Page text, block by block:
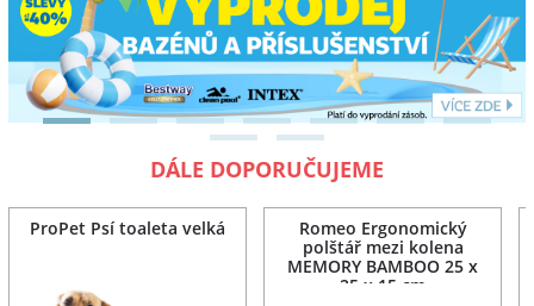
DÁLE DOPORUČUJEME
ProPet Psí toaleta velká
Romeo Ergonomický
polštář mezi kolena
MEMORY BAMBOO 25 x
25 x 15 cm